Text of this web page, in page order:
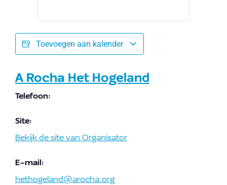
Toevoegen aan kalender
A Rocha Het Hogeland
Telefoon:
Site:
Bekijk de site van Organisator
E-mail:
hethogeland@arocha.org